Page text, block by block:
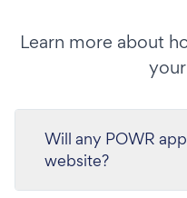
Learn more about
Will any POWR
website?